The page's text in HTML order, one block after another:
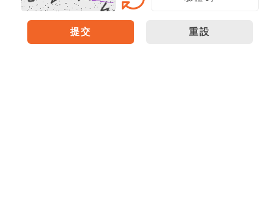
提交 重設